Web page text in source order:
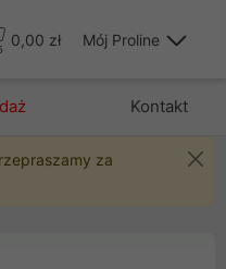
0,00 zł Mój Proline
Kontakt
za